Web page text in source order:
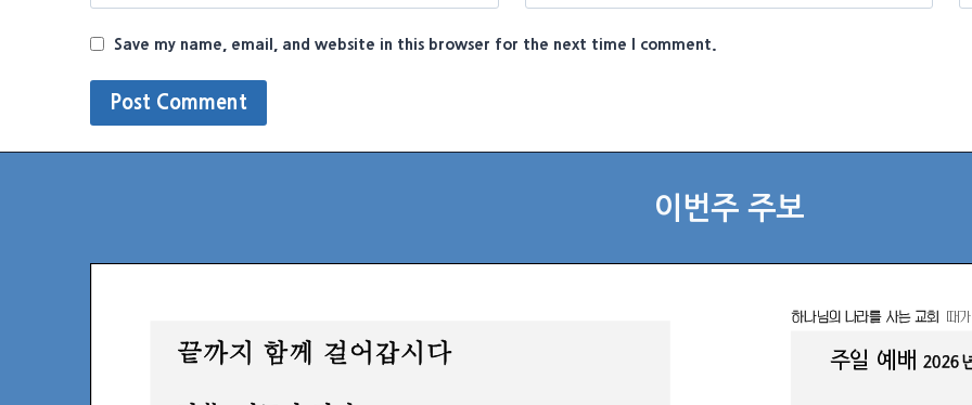
Save my name, email, and website in this browser for the next time I comment.
이번주 주보